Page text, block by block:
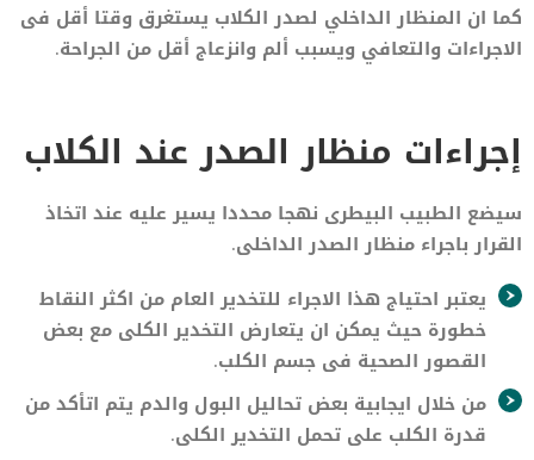
كما ان المنظار الداخلي لصدر الكلاب يستغرق وقتا أقل فى
الاجراءات والتعافي ويسبب ألم وانزعاج أقل من الجراحة.
إجراءات منظار الصدر عند الكلاب
سيضع الطبيب البيطرى نهجا محددا يسير عليه عند اتخاذ
القرار باجراء منظار الصدر الداخلى.
يعتبر احتياج هذا الاجراء للتخدير العام من اكثر النقاط
خطورة حيث يمكن ان يتعارض التخدير الكلى مع بعض
القصور الصحية فى جسم الكلب.
من خلال ايجابية بعض تحاليل البول والدم يتم اتأكد من
قدرة الكلب على تحمل التخدير الكلى.